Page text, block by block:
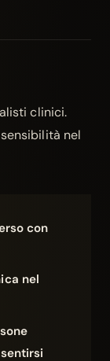
clinici.
nel
con
nel